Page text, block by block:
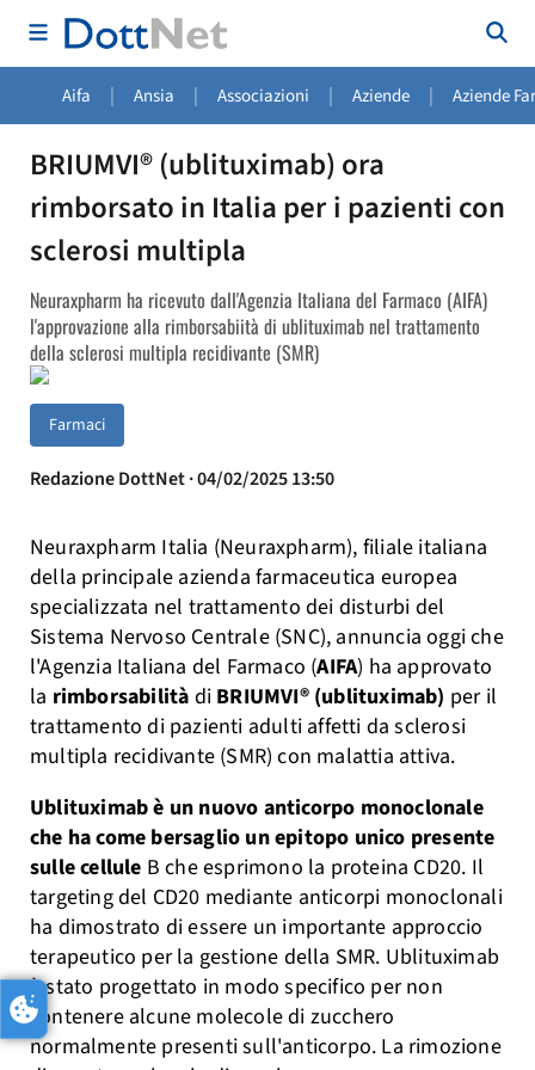
Aifa | Ansia | Associazioni | Aziende | Aziende
BRIUMVI® (ublituximab) ora
rimborsato in Italia per i pazienti con
sclerosi multipla
Neuraxpharm ha ricevuto dall'Agenzia Italiana del Farmaco (AIFA)
l'approvazione alla rimborsabiità di ublituximab nel trattamento
della sclerosi multipla recidivante (SMR)
Farmaci
Redazione DottNet · 04/02/2025 13:50
Neuraxpharm Italia (Neuraxpharm), filiale italiana
della principale azienda farmaceutica europea
specializzata nel trattamento dei disturbi del
Sistema Nervoso Centrale (SNC), annuncia oggi che
l'Agenzia Italiana del Farmaco (AIFA) ha approvato
la rimborsabilità di BRIUMVI® (ublituximab) per il
trattamento di pazienti adulti affetti da sclerosi
multipla recidivante (SMR) con malattia attiva.
Ublituximab è un nuovo anticorpo monoclonale
che ha come bersaglio un epitopo unico presente
sulle cellule B che esprimono la proteina CD20. Il
targeting del CD20 mediante anticorpi monoclonali
ha dimostrato di essere un importante approccio
terapeutico per la gestione della SMR. Ublituximab
è stato progettato in modo specifico per non
contenere alcune molecole di zucchero
normalmente presenti sull'anticorpo. La rimozione